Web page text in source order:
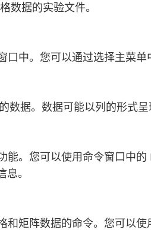
数据的实验文件。
中。您可以通过选择主菜单
数据。数据可能以列的形式
能。您可以使用命令窗口中
。
和矩阵数据的命令。您可以使